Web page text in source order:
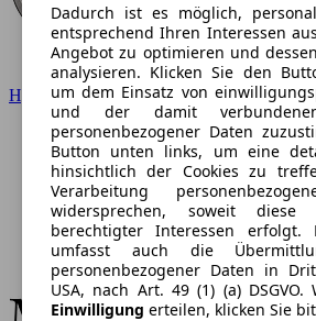
Hyundai
Dadurch ist es möglich,
entsprechend Ihren Interessen
Angebot zu optimieren und
analysieren. Klicken Sie den
um dem Einsatz von
und der damit
personenbezogener Daten
Button unten links, um eine
hinsichtlich der Cookies zu
Verarbeitung
widersprechen, soweit diese
berechtigter Interessen erfolgt.
umfasst auch die
personenbezogener Daten in
USA, nach Art. 49 (1) (a) DSGVO.
Einwilligung erteilen, klicken Sie